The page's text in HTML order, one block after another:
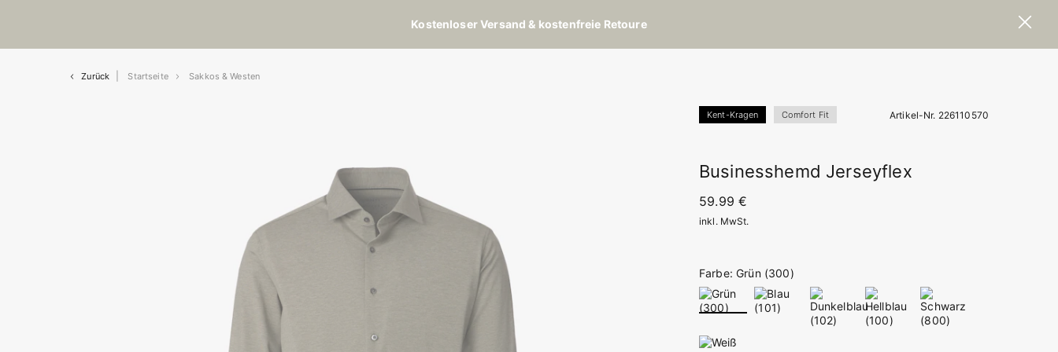
Kostenloser Versand & kostenfreie Retoure
Zurück Startseite Sakkos & Westen
Kent-Kragen Comfort Fit Artikel-Nr. 226110570
Businesshemd Jerseyflex
59.99 €
inkl. MwSt.
Farbe: Grün (300)